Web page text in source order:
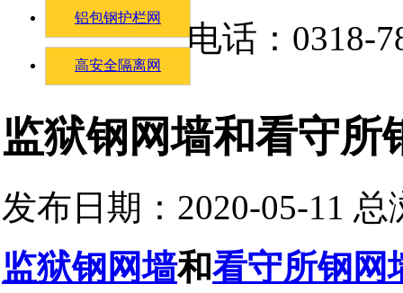
铝包钢护栏网
高安全隔离网
监狱钢网墙和看守所
发布日期：2020-05-11 总
监狱钢网墙和看守所钢网
电话：0318-